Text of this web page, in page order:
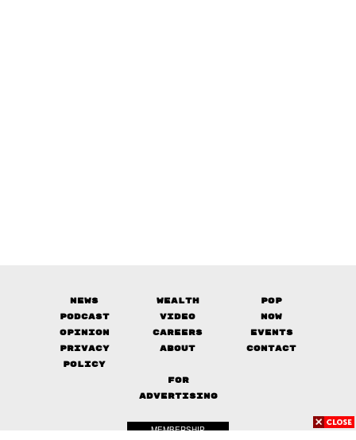
News Wealth
Pop
Podcast
Video
Now
Opinion
Careers
Events
Privacy
Policy
About Contact
FOR
ADVERTISING
MEMBERSHIP